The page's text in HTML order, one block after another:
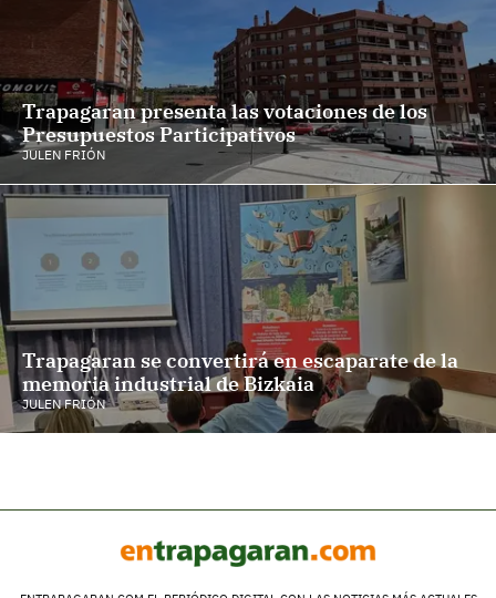
Trapagaran presenta las votaciones de los
Presupuestos Participativos
JULEN FRIÓN
Trapagaran se convertirá en escaparate de la
memoria industrial de Bizkaia
JULEN FRIÓN